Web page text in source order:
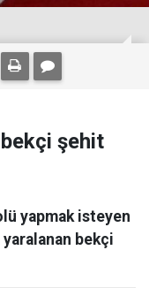
bekçi şehit
yapmak isteyen
yaralanan bekçi